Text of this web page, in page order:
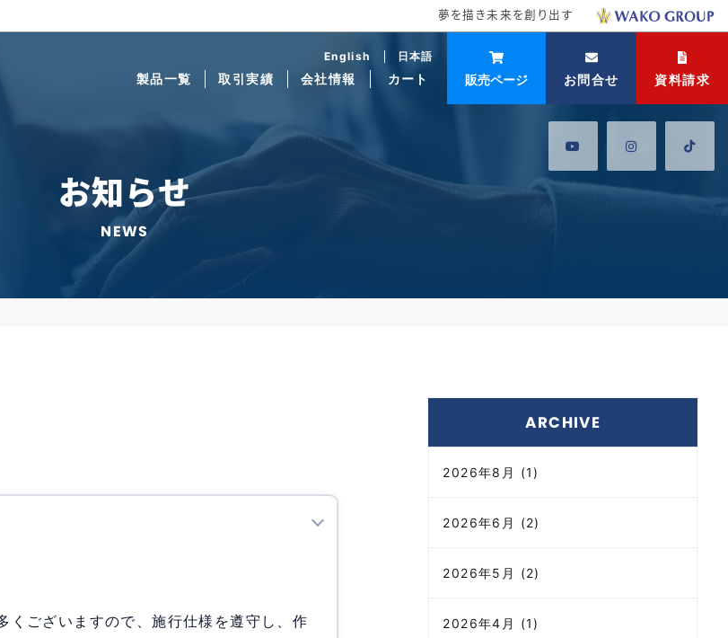
夢を描き未来を創り出す
English 日本語
製品一覧 取引実績 会社情報 カート 販売ページ お問合せ 資料請求
お知らせ
NEWS
くございますので、施行仕様を遵守し、作
ARCHIVE
2026年8月 (1)
2026年6月 (2)
2026年5月 (2)
2026年4月 (1)